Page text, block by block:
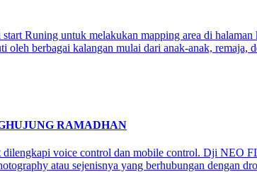
Runing untuk melakukan mapping area di
berbagai kalangan mulai dari anak-anak, remaja,
RAMADHAN
dilengkapi voice control dan mobile control. Dji
atau sejenisnya yang berhubungan dengan